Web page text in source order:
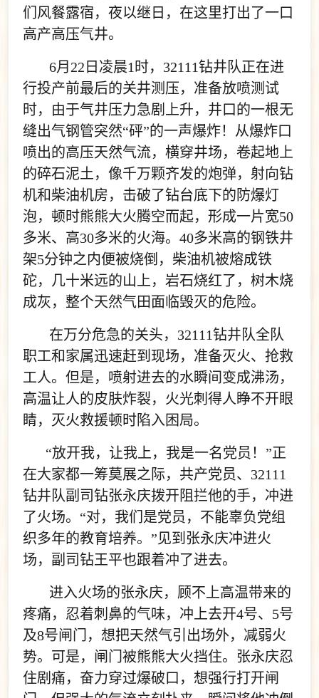
们风餐露宿，夜以继日，在这里打出了一口
高产高压气井。
6月22日凌晨1时，32111钻井队正在进
行投产前最后的关井测压，准备放喷测试
时，由于气井压力急剧上升，井口的一根无
缝出气钢管突然“砰”的一声爆炸！从爆炸口
喷出的高压天然气流，横穿井场，卷起地上
的碎石泥土，像千万颗齐发的炮弹，射向钻
机和柴油机房，击破了钻台底下的防爆灯
泡，顿时熊熊大火腾空而起，形成一片宽50
多米、高30多米的火海。40多米高的钢铁井
架5分钟之内便被烧倒，柴油机被熔成铁
砣，几十米远的山上，岩石烧红了，树木烧
成灰，整个天然气田面临毁灭的危险。
在万分危急的关头，32111钻井队全队
职工和家属迅速赶到现场，准备灭火、抢救
工人。但是，喷射进去的水瞬间变成沸汤，
高温让人的皮肤炸裂，火光刺得人睁不开眼
睛，灭火救援顿时陷入困局。
“放开我，让我上，我是一名党员！”正
在大家都一筹莫展之际，共产党员、32111
钻井队副司钻张永庆拨开阻拦他的手，冲进
了火场。“对，我们是党员，不能辜负党组
织多年的教育培养。”见到张永庆冲进火
场，副司钻王平也跟着冲了进去。
进入火场的张永庆，顾不上高温带来的
疼痛，忍着刺鼻的气味，冲上去开4号、5号
及8号闸门，想把天然气引出场外，减弱火
势。可是，闸门被熊熊大火挡住。张永庆忍
住剧痛，奋力穿过爆破口，想强行打开闸